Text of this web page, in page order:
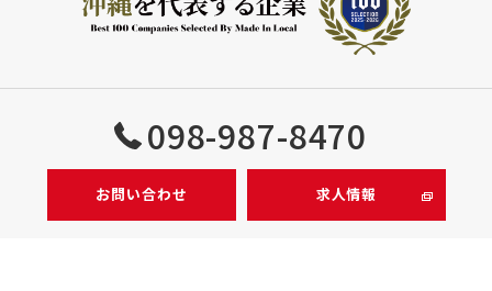
098-987-8470
お問い合わせ 求人情報